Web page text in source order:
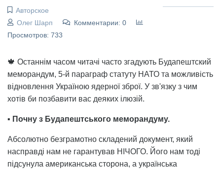
Авторское
Олег Шарп
Комментарии: 0
Просмотров: 733
🍁 Останнім часом читачі часто згадують Будапештский
меморандум, 5-й параграф статуту НАТО та можливість
відновлення Україною ядерної зброї. У зв'язку з чим
хотів би позбавити вас деяких ілюзій.
▪️ Почну з Будапештського меморандуму.
Абсолютно безграмотно складений документ, який
насправді нам не гарантував НІЧОГО. Його нам тоді
підсунула американська сторона, а українська